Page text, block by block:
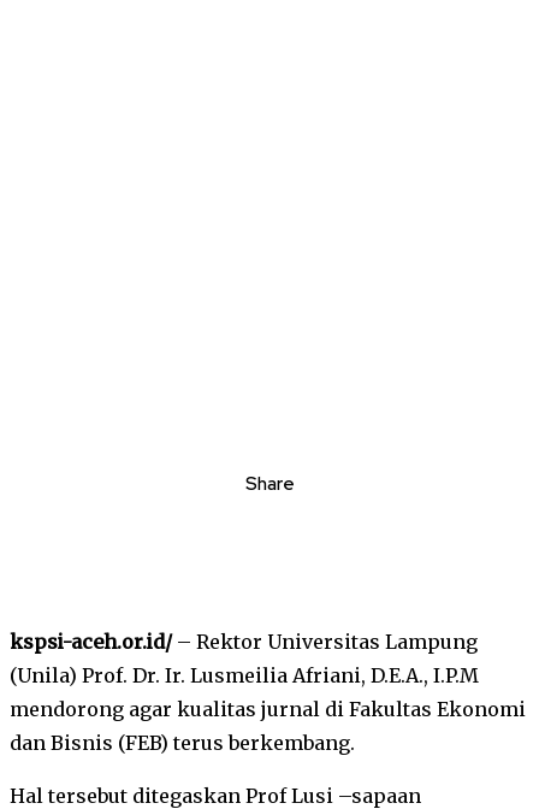
Share
kspsi-aceh.or.id/– Rektor Universitas Lampung
(Unila) Prof. Dr. Ir. Lusmeilia Afriani, D.E.A., I.P.M
mendorong agar kualitas jurnal di Fakultas Ekonomi
dan Bisnis (FEB) terus berkembang.
Hal tersebut ditegaskan Prof Lusi –sapaan